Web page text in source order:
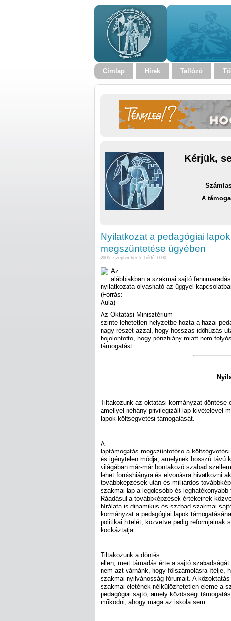
Címlap Hírek Tallózó
Kérjük,
A
Nyilatkozat a pedagógiai
megszüntetése ügyében
2005. szeptember 5. hétfő, 0:00
Az
alábbiakban a szakmai sajtó
nyilatkozata olvasható az üggyel
(Forrás:
Aula)
Az Oktatási Minisztérium
szinte lehetetlen helyzetbe hozta a hazai
nagy részét azzal, hogy hosszas időhúzás
bejelentette, hogy pénzhiány miatt nem
támogatást.
Tiltakozunk az oktatási kormányzat döntése
amellyel néhány privilegizált lap kivételével
lapok költségvetési támogatását.
A
laptámogatás megszüntetése a
és igénytelen módja, amelynek hosszú távú
világában már-már bontakozó szabad
lehet forráshiányra és elvonásra hivatkozni
továbbképzések után és milliárdos
szakmai lap a legolcsóbb és leghatékonyabb
Ráadásul a továbbképzések értékeinek
bírálata is dinamikus és szabad szakmai
kormányzat a pedagógiai lapok
politikai hitelét, közvetve pedig reformjainak
kockáztatja.
Tiltakozunk a döntés
ellen, mert támadás érte a sajtó
nem azt várnánk, hogy fölszámolásra ítélje,
szakmai nyilvánosság fórumait. A
szakmai életének nélkülözhetetlen eleme a
pedagógiai sajtó, amely közösségi
működni, ahogy maga az iskola sem.